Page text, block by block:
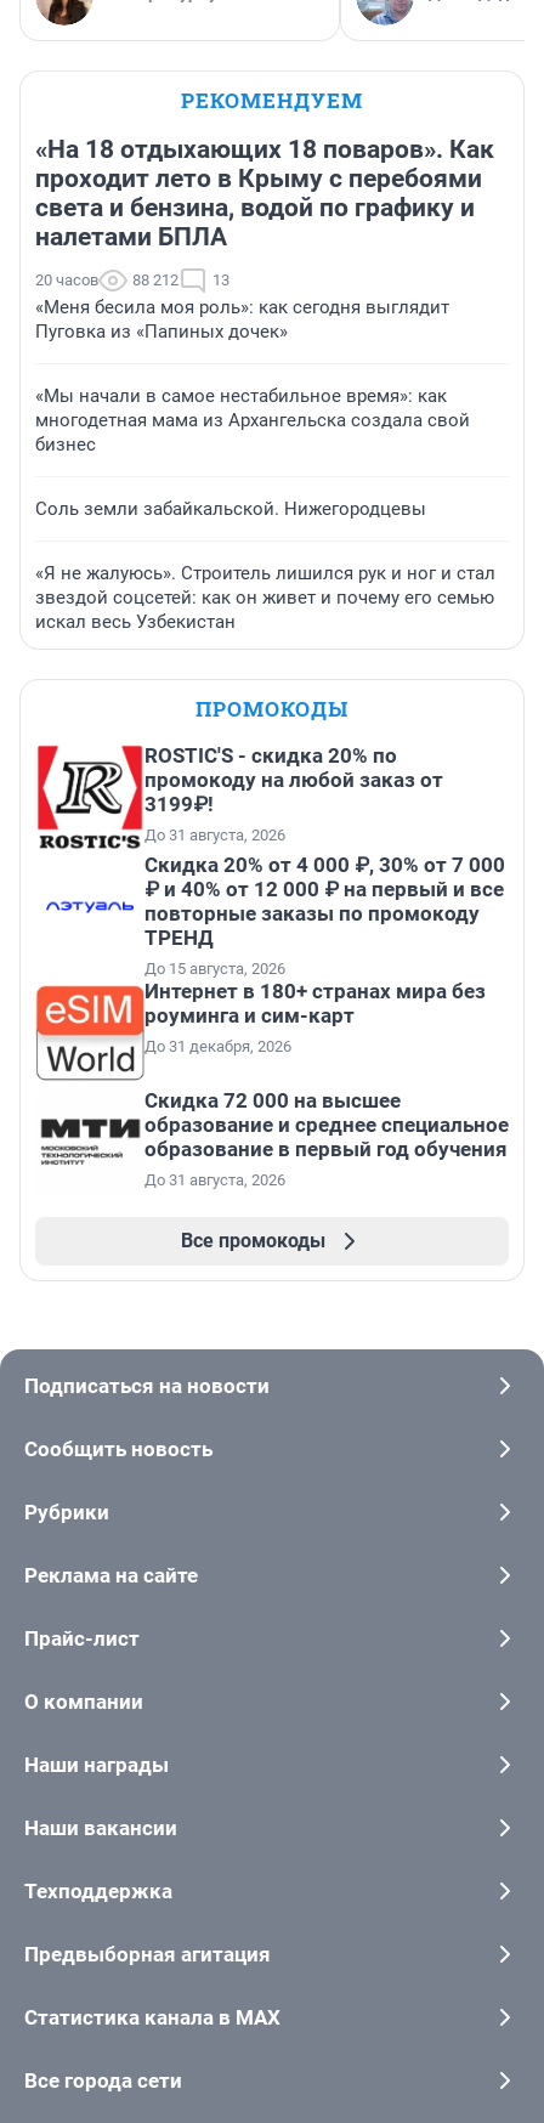
РЕКОМЕНДУЕМ
«На 18 отдыхающих 18 поваров». Как
проходит лето в Крыму с перебоями
света и бензина, водой по графику и
налетами БПЛА
20 часов 88 212 13
«Меня бесила моя роль»: как сегодня выглядит
Пуговка из «Папиных дочек»
«Мы начали в самое нестабильное время»: как
многодетная мама из Архангельска создала свой
бизнес
Соль земли забайкальской. Нижегородцевы
«Я не жалуюсь». Строитель лишился рук и ног и стал
звездой соцсетей: как он живет и почему его семью
искал весь Узбекистан
ПРОМОКОДЫ
ROSTIC'S - скидка 20% по
промокоду на любой заказ от
3199₽!
До 31 августа, 2026
Скидка 20% от 4 000 ₽, 30% от 7 000
₽ и 40% от 12 000 ₽ на первый и все
повторные заказы по промокоду
ТРЕНД
До 15 августа, 2026
Интернет в 180+ странах мира без
роуминга и сим-карт
До 31 декабря, 2026
Скидка 72 000 на высшее
образование и среднее специальное
образование в первый год обучения
До 31 августа, 2026
Все промокоды
Подписаться на новости
Сообщить новость
Рубрики
Реклама на сайте
Прайс-лист
О компании
Наши награды
Наши вакансии
Техподдержка
Предвыборная агитация
Статистика канала в MAX
Все города сети